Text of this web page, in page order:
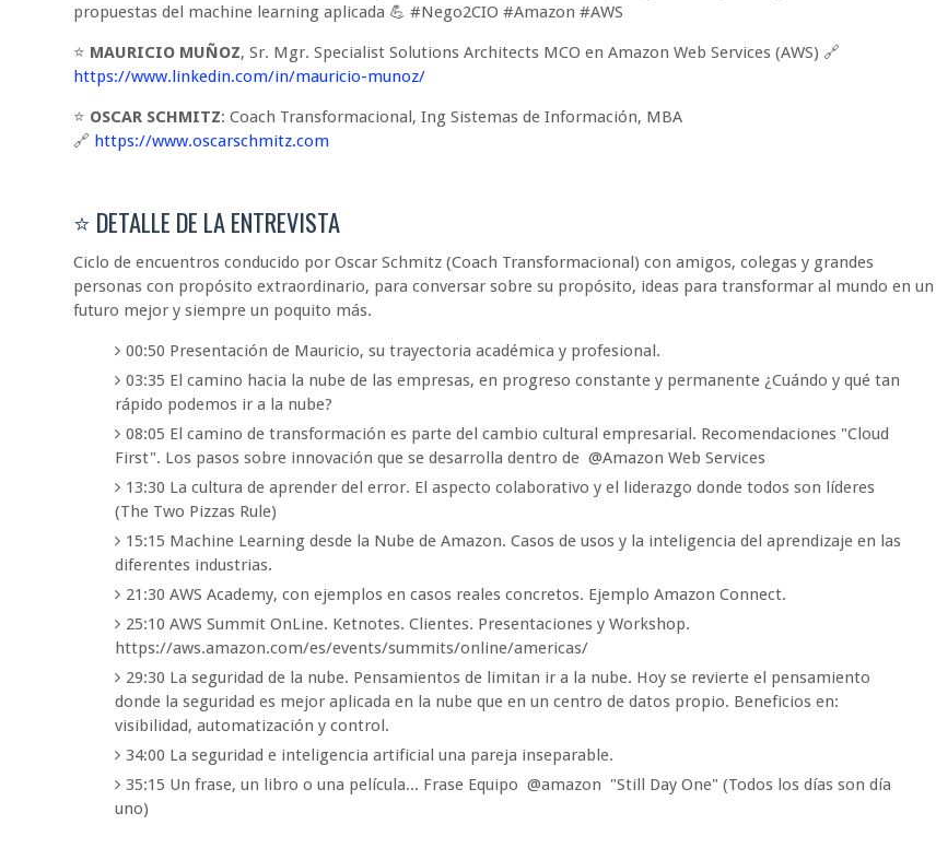
propuestas del machine learning aplicada 💪 #Nego2CIO #Amazon #AWS
⭐ MAURICIO MUÑOZ
https://www.linkedin.com/in/mauricio-munoz/
⭐ OSCAR SCHMITZ: Coach Transformacional, Ing Sistemas de Información, MBA
🔗 https://www.oscarschmitz.com
⭐ DETALLE DE LA ENTREVISTA
Ciclo de encuentros conducido por Oscar Schmitz (Coach Transformacional) con amigos, colegas y grandes
personas con propósito extraordinario, para conversar sobre su propósito, ideas para transformar al mundo en un
futuro mejor y siempre un poquito más.
00:50 Presentación de Mauricio, su trayectoria académica y profesional.
03:35 El camino hacia la nube de las empresas, en progreso constante y permanente ¿Cuándo y qué tan
rápido podemos ir a la nube?
08:05 El camino de transformación es parte del cambio cultural empresarial. Recomendaciones "Cloud
First". Los pasos sobre innovación que se desarrolla dentro de @Amazon Web Services
13:30 La cultura de aprender del error. El aspecto colaborativo y el liderazgo donde todos son líderes
(The Two Pizzas Rule)
15:15 Machine Learning desde la Nube de Amazon. Casos de usos y la inteligencia del aprendizaje en las
diferentes industrias.
21:30 AWS Academy, con ejemplos en casos reales concretos. Ejemplo Amazon Connect.
25:10 AWS Summit OnLine. Ketnotes. Clientes. Presentaciones y Workshop.
https://aws.amazon.com/es/events/summits/online/americas/
29:30 La seguridad de la nube. Pensamientos de limitan ir a la nube. Hoy se revierte el pensamiento
donde la seguridad es mejor aplicada en la nube que en un centro de datos propio. Beneficios en:
visibilidad, automatización y control.
34:00 La seguridad e inteligencia artificial una pareja inseparable.
35:15 Un frase, un libro o una película... Frase Equipo @amazon "Still Day One" (Todos los días son día
uno)